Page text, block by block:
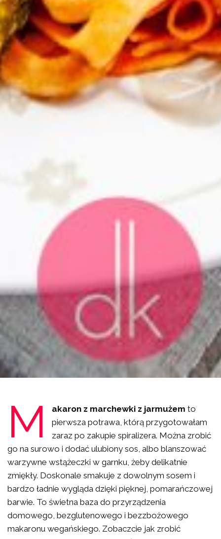
M akaron z marchewki z jarmużem to
pierwsza potrawa, którą przygotowałam
zaraz po zakupie spiralizera. Można zrobić
go na surowo i dodać ulubiony sos, albo blanszować
warzywne wstążeczki w garnku, żeby delikatnie
zmiękły. Doskonale smakuje z dowolnym sosem i
bardzo ładnie wygląda dzięki pięknej, pomarańczowej
barwie. To świetna baza do przyrządzenia
domowego, bezglutenowego i bezzbożowego
makaronu wegańskiego. Zobaczcie jak zrobić